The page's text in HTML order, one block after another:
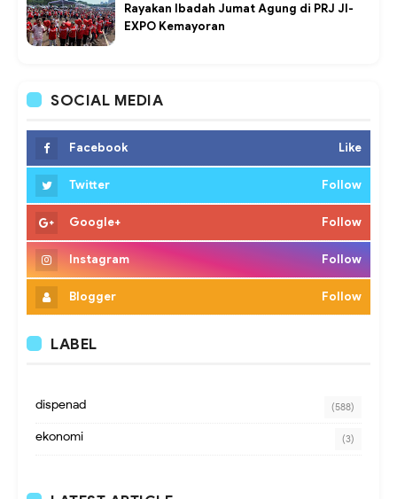
Rayakan Ibadah Jumat Agung di PRJ JI-
EXPO Kemayoran
SOCIAL MEDIA
Facebook Like
Twitter Follow
Google+ Follow
Instagram Follow
Blogger Follow
LABEL
dispenad (588)
ekonomi (3)